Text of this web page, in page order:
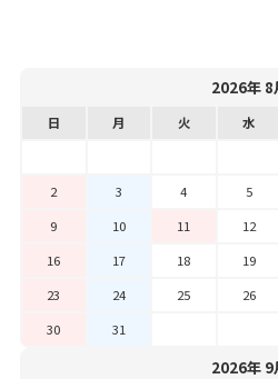
2026年 8
日 月 火 水
2
3 4 5
9
10 11 12
16
17 18 19
23
24 25 26
30
31
2026年 9